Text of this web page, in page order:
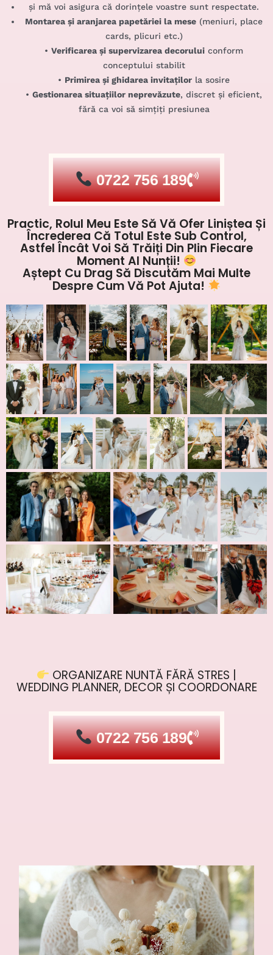
și mă voi asigura că dorințele voastre sunt respectate.
Montarea și aranjarea papetăriei la mese (meniuri, place
cards, plicuri etc.)
• Verificarea și supervizarea decorului conform
conceptului stabilit
• Primirea și ghidarea invitaților la sosire
• Gestionarea situațiilor neprevăzute, discret și eficient,
fără ca voi să simțiți presiunea
0722 756 189
Practic, Rolul Meu Este Să Vă Ofer Liniștea Și
Încrederea Că Totul Este Sub Control,
Astfel Încât Voi Să Trăiți Din Plin Fiecare
Moment Al Nunții!
Aștept Cu Drag Să Discutăm Mai Multe
Despre Cum Vă Pot Ajuta!
ORGANIZARE NUNTĂ FĂRĂ STRES |
WEDDING PLANNER, DECOR ȘI COORDONARE
0722 756 189